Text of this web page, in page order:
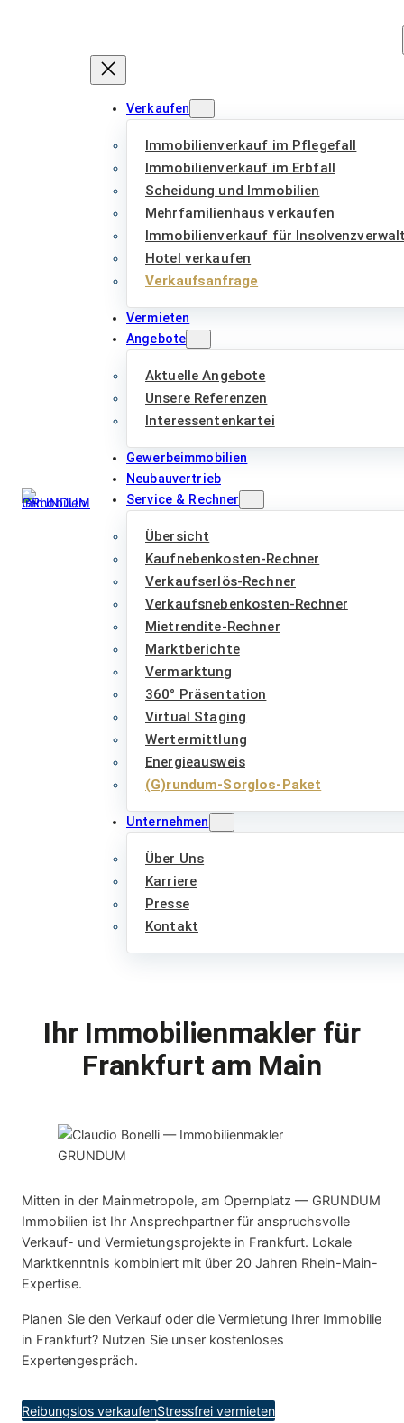
Verkaufen
Immobilienverkauf im Pflegefall
Immobilienverkauf im Erbfall
Scheidung und Immobilien
Mehrfamilienhaus verkaufen
Immobilienverkauf für
Hotel verkaufen
Verkaufsanfrage
Vermieten
Angebote
Aktuelle Angebote
Unsere Referenzen
Interessentenkartei
Gewerbeimmobilien
Neubauvertrieb
Service & Rechner
Übersicht
Kaufnebenkosten-Rechner
Verkaufserlös-Rechner
Verkaufsnebenkosten-Rechner
Mietrendite-Rechner
Marktberichte
Vermarktung
360° Präsentation
Virtual Staging
Wertermittlung
Energieausweis
(G)rundum-Sorglos-Paket
Unternehmen
Über Uns
Karriere
Presse
Kontakt
Ihr Immobilienmakler für
Frankfurt am Main
Mitten in der Mainmetropole, am Opernplatz — GRUNDUM
Immobilien ist Ihr Ansprechpartner für anspruchsvolle
Verkauf- und Vermietungsprojekte in Frankfurt. Lokale
Marktkenntnis kombiniert mit über 20 Jahren Rhein-Main-
Expertise.
Planen Sie den Verkauf oder die Vermietung Ihrer Immobilie
in Frankfurt? Nutzen Sie unser kostenloses
Expertengespräch.
Reibungslos verkaufenStressfrei vermieten